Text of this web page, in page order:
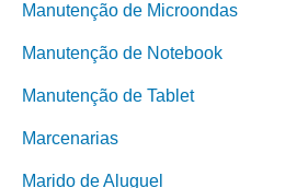
Manutenção de Microondas
Manutenção de Notebook
Manutenção de Tablet
Marcenarias
Marido de Aluguel